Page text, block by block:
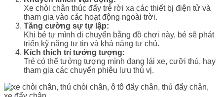
Xe chòi chân thúc đẩy trẻ rời xa các thiết bị điện tử và
tham gia vào các hoạt động ngoài trời.
Tăng cường sự tự lập:
Khi bé tự mình di chuyển bằng đồ chơi này, bé sẽ phát
triển kỹ năng tự tin và khả năng tự chủ.
Kích thích trí tưởng tượng:
Trẻ có thể tưởng tượng mình đang lái xe, cưỡi thú, hay
tham gia các chuyến phiêu lưu thú vị.